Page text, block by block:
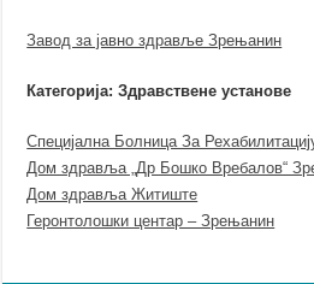
Завод за јавно здравље Зрењанин
Категорија: Здравствене установе
Специјална Болница За
Дом здравља „Др Бошко Вребалов“
Дом здравља Житиште
Геронтолошки центар – Зрењанин